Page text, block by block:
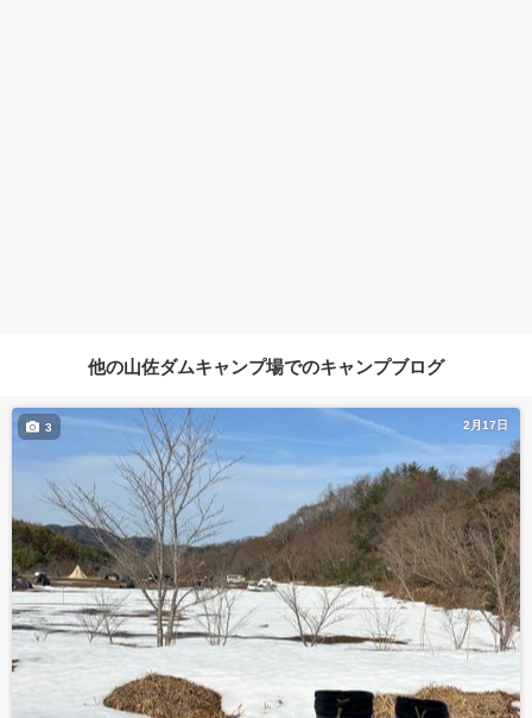
他の山佐ダムキャンプ場でのキャンプブログ
2月17日
3